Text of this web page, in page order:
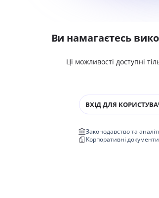
Ви намагаєтесь
Ці можливості доступні
ВХІД ДЛЯ
Законодавство та
Корпоративні документи